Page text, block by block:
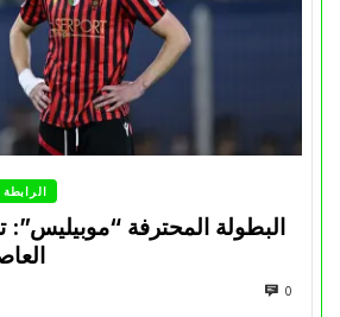
البطولة المحترفة “موبيليس”:
0